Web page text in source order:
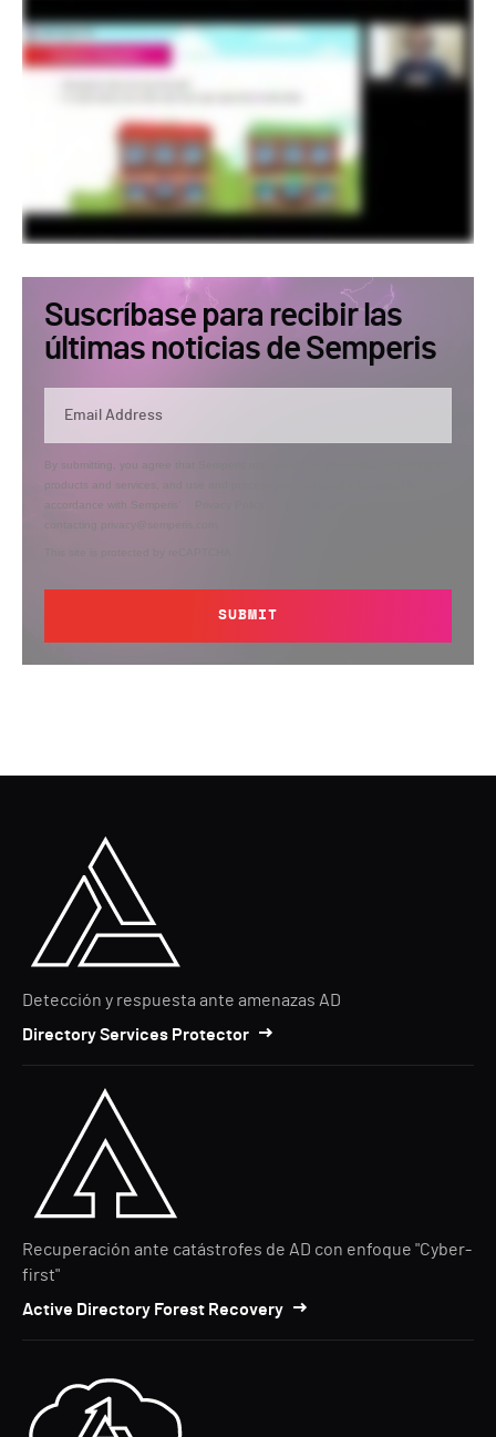
Suscríbase para recibir las
últimas noticias de Semperis
By submitting, you agree that Semperis may send you information regarding its
products and services, and use and process your personal information in
accordance with Semperis’
contacting privacy@semperis.com.
This site is protected by reCAPTCHA.
SUBMIT
Detección y respuesta ante amenazas AD
Directory Services Protector
Recuperación ante catástrofes de AD con enfoque "Cyber-
first"
Active Directory Forest Recovery